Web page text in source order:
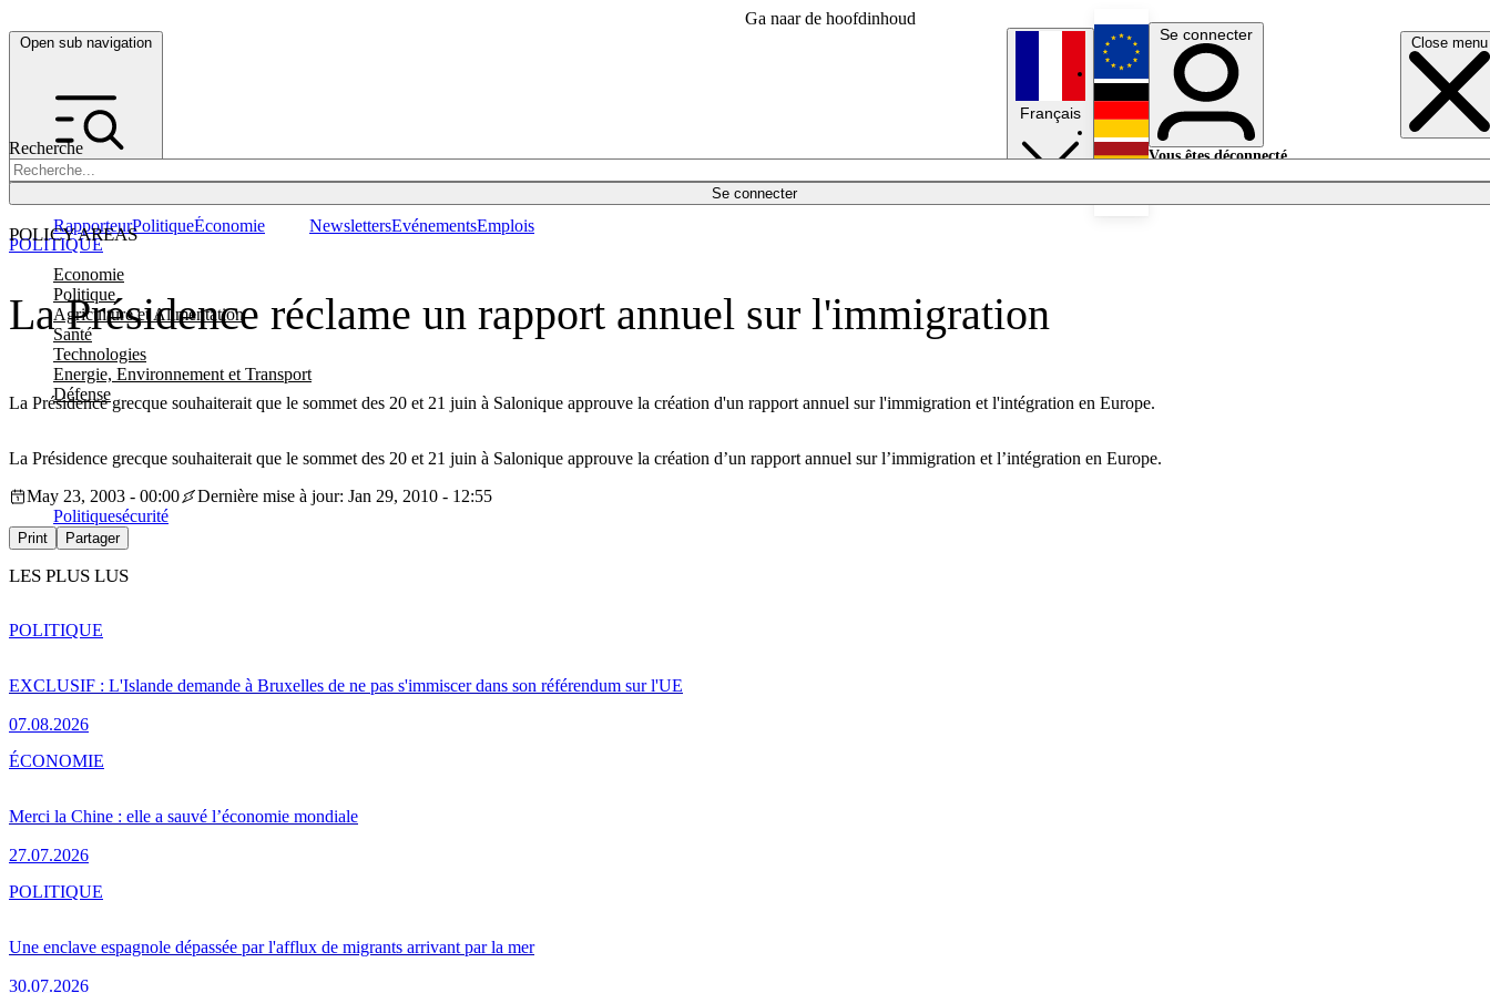
Ga naar de hoofdinhoud
Open sub navigation Close menu
Recherche
Se connecter
POLICY AREAS
Economie
Politique
Agriculture et Alimentation
Santé
Technologies
Energie, Environnement et Transport
Défense
RapporteurPolitiqueÉconomie NewslettersEvénementsEmplois
Français
English
Deutsch
Se connecter
Vous êtes déconnecté.
La Présidence réclame un rapport annuel sur l'immigration
La Présidence grecque souhaiterait que le sommet des 20 et 21 juin à Salonique approuve la création d'un rapport annuel sur l'immigration et l'intégration en Europe.
POLITIQUE
La Présidence grecque souhaiterait que le sommet des 20 et 21 juin à Salonique approuve la création d’un rapport annuel sur l’immigration et l’intégration en Europe.
May 23, 2003 - 00:00
Dernière mise à jour: Jan 29, 2010 - 12:55
Politiquesécurité
Print Partager
LES PLUS LUS
EXCLUSIF : L'Islande demande à Bruxelles de ne pas s'immiscer dans son référendum sur l'UE
07.08.2026
POLITIQUE
Merci la Chine : elle a sauvé l’économie mondiale
27.07.2026
ÉCONOMIE
Une enclave espagnole dépassée par l'afflux de migrants arrivant par la mer
30.07.2026
POLITIQUE